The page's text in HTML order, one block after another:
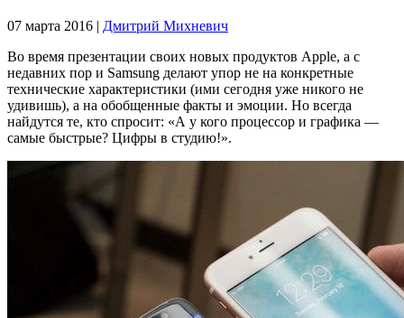
07 марта 2016 | Дмитрий Михневич
Во время презентации своих новых продуктов Apple, а с
недавних пор и Samsung делают упор не на конкретные
технические характеристики (ими сегодня уже никого не
удивишь), а на обобщенные факты и эмоции. Но всегда
найдутся те, кто спросит: «А у кого процессор и графика —
самые быстрые? Цифры в студию!».